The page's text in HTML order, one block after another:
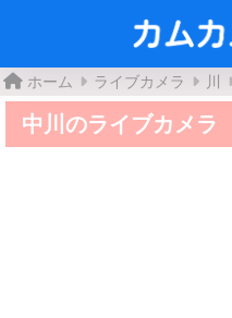
ホーム ライブカメラ 川
中川のライブカメラ